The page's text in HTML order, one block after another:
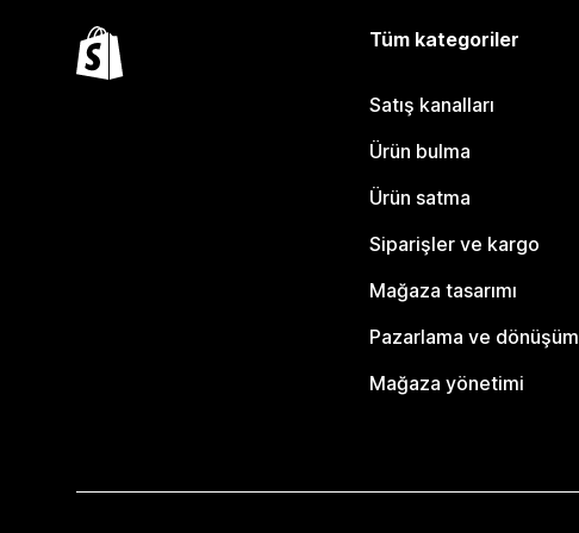
Tüm kategoriler
Satış kanalları
Ürün bulma
Ürün satma
Siparişler ve kargo
Mağaza tasarımı
Pazarlama ve dönüşüm
Mağaza yönetimi